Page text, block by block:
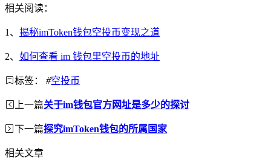
相关阅读：
1、 揭秘imToken钱包空投币变现之道
2、 如何查看 im 钱包里空投币的地址
标签： #空投币
上一篇关于im钱包官方网址是多少的探讨
下一篇探究imToken钱包的所属国家
相关文章